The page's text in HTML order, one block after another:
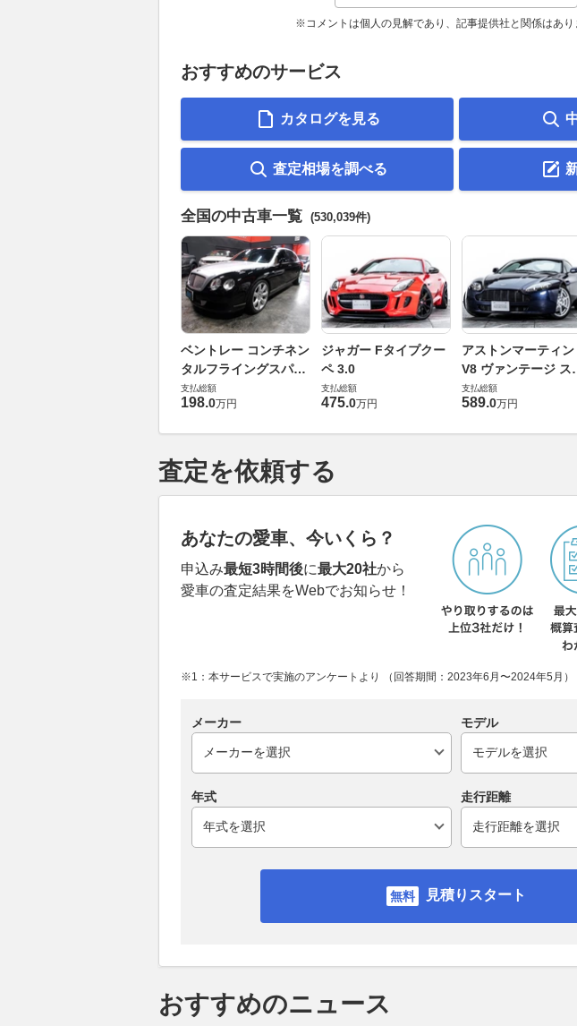
※コメントは個人の見解であり、記事提供社と関係はあり
おすすめのサービス
カタログを見る
査定相場を調べる
全国の中古車一覧 (530,039件)
ベントレー コンチネン
タルフライングスパー
6.0 4WD
支払総額
198.0万円
ジャガー Fタイプクー
ペ 3.0
支払総額
475.0万円
アストンマーティン
V8 ヴァンテージ ス
ーツシフト
支払総額
589.0万円
査定を依頼する
あなたの愛車、今いくら？
申込み最短3時間後に最大20社から
愛車の査定結果をWebでお知らせ！
※1：本サービスで実施のアンケートより （回答期間：2023年6月〜2024年5月）
メーカー モデル
年式 走行距離
見積りスタート
おすすめのニュース